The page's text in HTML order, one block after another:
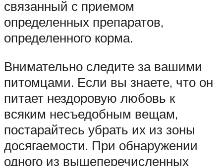
связанный с приемом
определенных препаратов,
определенного корма.
Внимательно следите за вашими
питомцами. Если вы знаете, что он
питает нездоровую любовь к
всяким несъедобным вещам,
постарайтесь убрать их из зоны
досягаемости. При обнаружении
одного из вышеперечисленных